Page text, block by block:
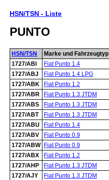
HSN/TSN - Liste
PUNTO
HSN/TSN Marke und Fahrzeugtyp
1727/ABI
Fiat Punto 1.4
1727/ABJ
Fiat Punto 1.4 LPG
1727/ABK
Fiat Punto 1.2
1727/ABR
Fiat Punto 1.3 JTDM
1727/ABS
Fiat Punto 1.3 JTDM
1727/ABT
Fiat Punto 1.3 JTDM
1727/ABU
Fiat Punto 1.4
1727/ABV
Fiat Punto 0.9
1727/ABW
Fiat Punto 0.9
1727/ABX
Fiat Punto 1.2
1727/AHP
Fiat Punto 1.3 JTDM
1727/AJY
Fiat Punto 1.3 JTDM